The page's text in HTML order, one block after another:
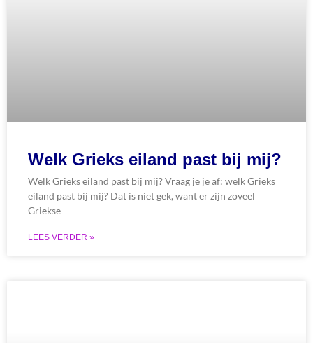
Welk Grieks eiland past bij mij?
Welk Grieks eiland past bij mij? Vraag je je af: welk Grieks
eiland past bij mij? Dat is niet gek, want er zijn zoveel
Griekse
LEES VERDER »